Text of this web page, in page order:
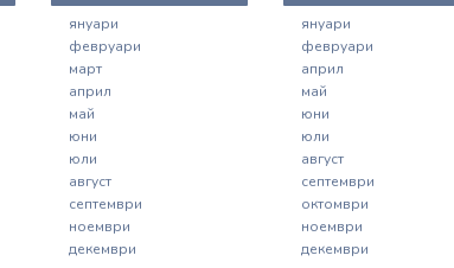
януари
февруари
март
април
май
юни
юли
август
септември
ноември
декември
януари
февруари
април
май
юни
юли
август
септември
октомври
ноември
декември